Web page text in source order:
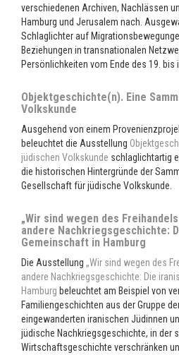
verschiedenen Archiven, Nachlässen
Hamburg und Jerusalem nach.
Schlaglichter auf
Beziehungen in transnationalen
Persönlichkeiten vom Ende des 19. bis
Objektgeschichte(n). Eine
Volkskunde
Ausgehend von einem
beleuchtet die Ausstellung
jüdischen Volkskunde schlaglichtartig
die historischen Hintergründe der
Gesellschaft für jüdische Volkskunde.
„Wir sind wegen des
andere Nachkriegsgeschichte:
Gemeinschaft in Hamburg
Die Ausstellung „Wir sind wegen des
andere Nachkriegsgeschichte: Die
Hamburg beleuchtet am Beispiel von
Familiengeschichten aus der Gruppe
eingewanderten iranischen Jüdinnen
jüdische Nachkriegsgeschichte, in der
Wirtschaftsgeschichte verschränken